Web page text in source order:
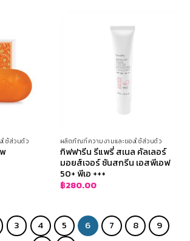
ช้ส่วนตัว ผลิตภัณฑ์ความงามและของใช้ส่วนตัว
กิฟฟารีน รีแพรี่ สเนล คัลเลอร์
มอยส์เจอร์ ซันสกรีน เอสพีเอฟ
50+ พีเอ +++
฿280.00
3 4 5 6 7 8
9